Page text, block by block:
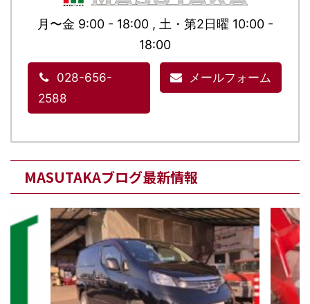
月〜金 9:00 - 18:00 , 土・第2日曜 10:00 -
18:00
028-656-
2588
メールフォーム
MASUTAKAブログ最新情報